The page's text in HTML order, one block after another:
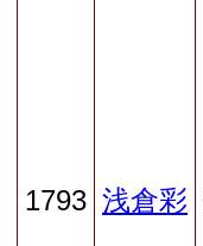
1793 浅倉彩